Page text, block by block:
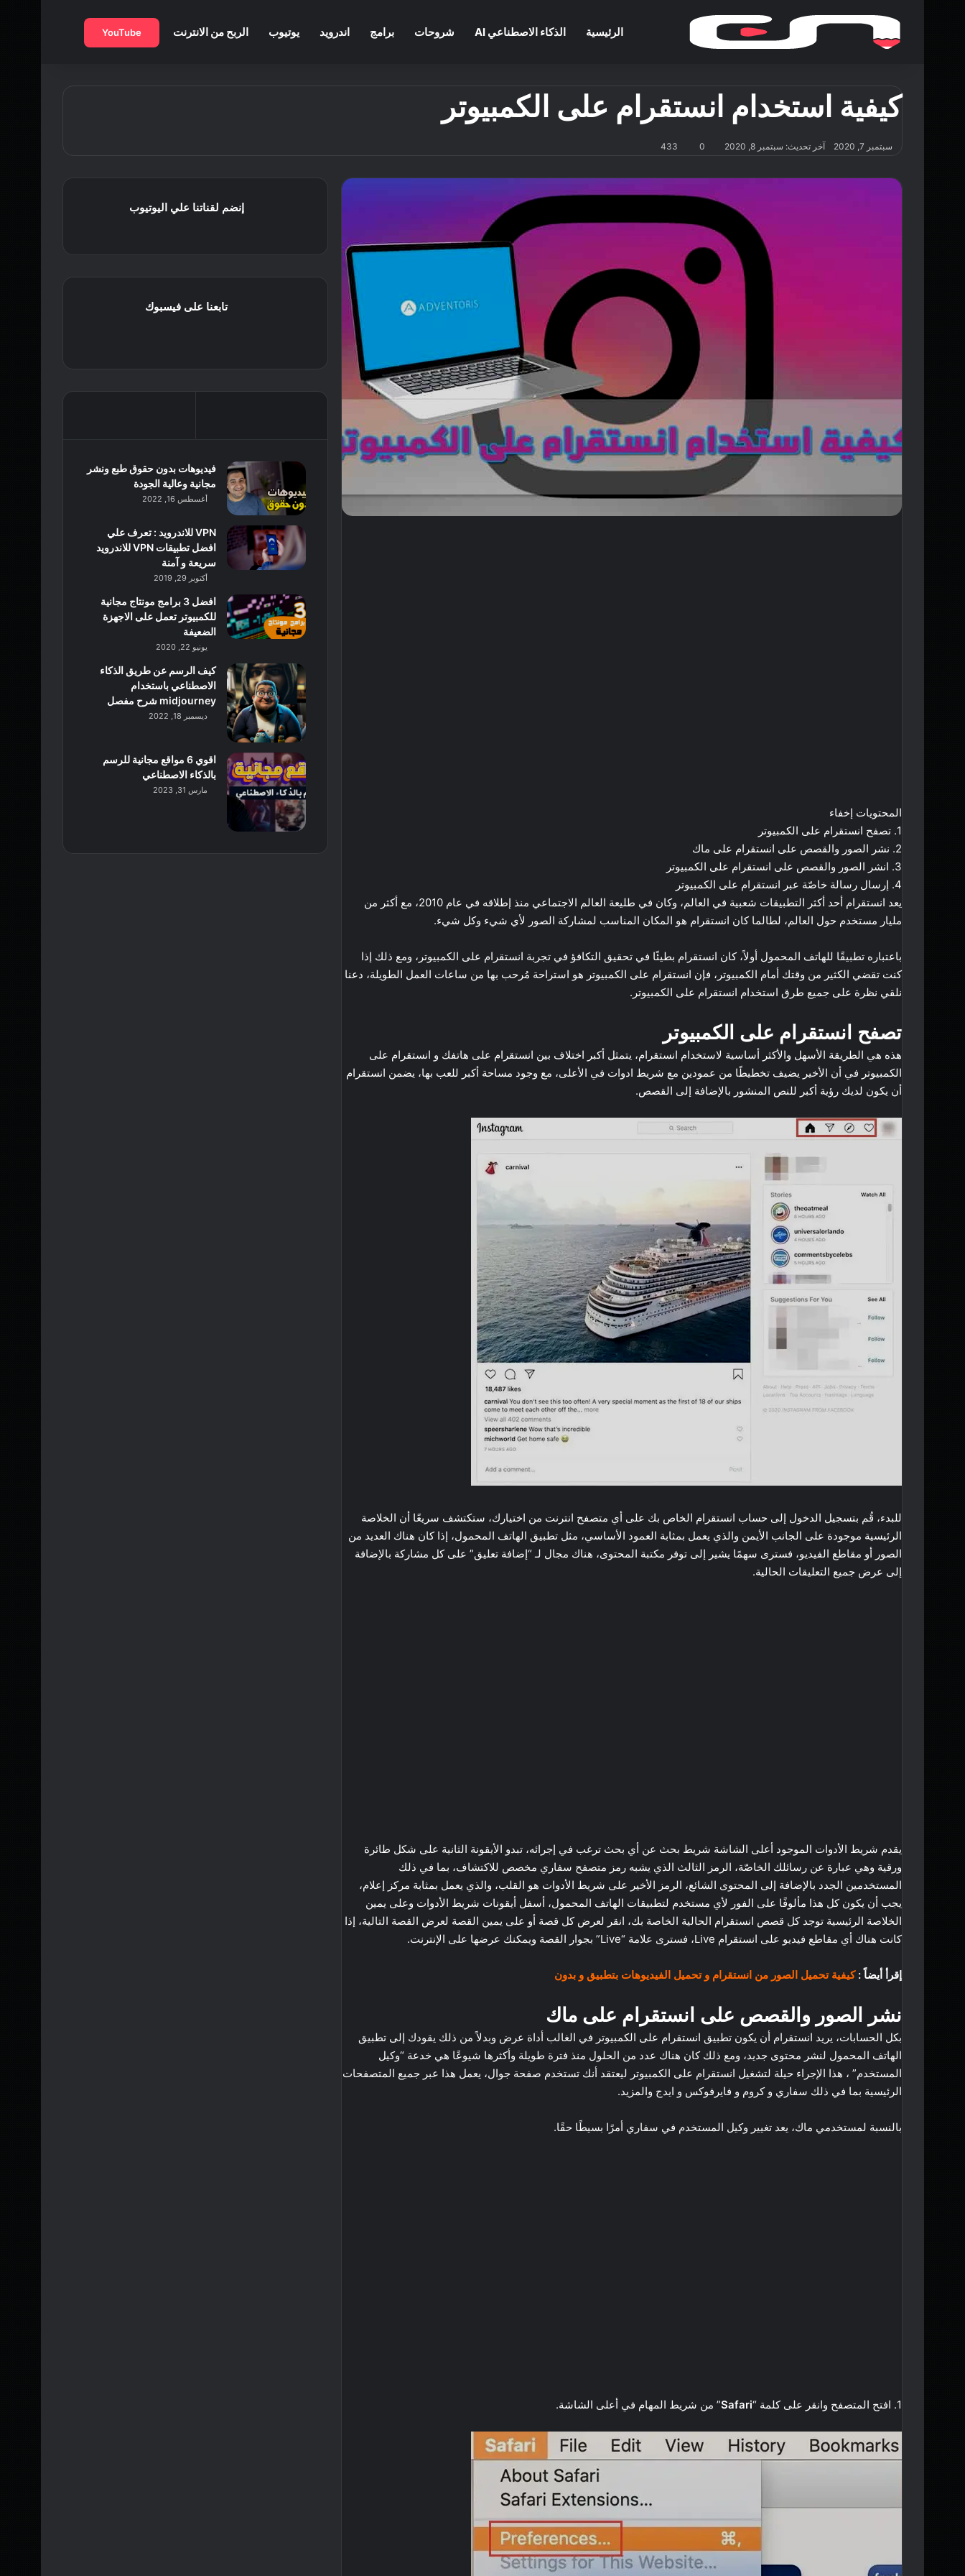
الرئيسية الذكاء الاصطناعي AI شروحات برامج اندرويد يوتيوب الربح من الانترنت YouTube
كيفية استخدام انستقرام على الكمبيوتر
سبتمبر 7, 2020 آخر تحديث: سبتمبر 8, 2020 0
433
المحتويات إخفاء
1. تصفح انستقرام على الكمبيوتر
2. نشر الصور والقصص على انستقرام على ماك
3. انشر الصور والقصص على انستقرام على الكمبيوتر
4. إرسال رسالة خاصّة عبر انستقرام على الكمبيوتر
يعد انستقرام أحد أكثر التطبيقات شعبية في العالم، وكان في طليعة العالم الاجتماعي منذ إطلاقه في عام 2010، مع
أكثر من
مليار مستخدم حول العالم، لطالما كان انستقرام هو المكان المناسب لمشاركة الصور لأي شيء وكل شيء.
باعتباره تطبيقًا للهاتف المحمول أولاً، كان انستقرام بطيئًا في تحقيق التكافؤ في تجربة انستقرام على الكمبيوتر، ومع ذلك إذا
كنت تقضي الكثير من وقتك أمام الكمبيوتر، فإن انستقرام على الكمبيوتر هو استراحة مُرحب بها من ساعات العمل الطويلة، دعنا
نلقي نظرة على جميع طرق استخدام انستقرام على الكمبيوتر.
تصفح انستقرام على الكمبيوتر
هذه هي الطريقة الأسهل والأكثر أساسية لاستخدام انستقرام، يتمثل أكبر اختلاف بين انستقرام على هاتفك و انستقرام على
الكمبيوتر في أن الأخير يضيف تخطيطًا من عمودين مع شريط ادوات في الأعلى، مع وجود مساحة أكبر للعب بها، يضمن انستقرام
أن يكون لديك رؤية أكبر للنص المنشور بالإضافة إلى القصص.
للبدء، قُم بتسجيل الدخول إلى حساب انستقرام الخاص بك على أي متصفح انترنت من اختيارك، ستكتشف سريعًا أن الخلاصة
الرئيسية موجودة على الجانب الأيمن والذي يعمل بمثابة العمود الأساسي، مثل تطبيق الهاتف المحمول، إذا كان هناك العديد من
الصور أو مقاطع الفيديو، فسترى سهمًا يشير إلى توفر مكتبة المحتوى، هناك مجال لـ “إضافة تعليق” على كل مشاركة بالإضافة
إلى عرض جميع التعليقات الحالية.
يقدم شريط الأدوات الموجود أعلى الشاشة شريط بحث عن أي بحث ترغب في إجرائه، تبدو الأيقونة الثانية على شكل طائرة
ورقية وهي عبارة عن رسائلك الخاصّة، الرمز الثالث الذي يشبه رمز متصفح سفاري مخصص للاكتشاف، بما في ذلك
المستخدمين الجدد بالإضافة إلى المحتوى الشائع، الرمز الأخير على شريط الأدوات هو القلب، والذي يعمل بمثابة مركز إعلام،
يجب أن يكون كل هذا مألوفًا على الفور لأي مستخدم لتطبيقات الهاتف المحمول، أسفل أيقونات شريط الأدوات وعلى يمين
الخلاصة الرئيسية توجد كل قصص انستقرام الحالية الخاصة بك، انقر لعرض كل قصة أو على يمين القصة لعرض القصة التالية، إذا
كانت هناك أي مقاطع فيديو على انستقرام Live، فسترى علامة “Live” بجوار القصة ويمكنك عرضها على الإنترنت.
إقرأ أيضاً :كيفية تحميل الصور من انستقرام و تحميل الفيديوهات بتطبيق و بدون
نشر الصور والقصص على انستقرام على ماك
بكل الحسابات، يريد انستقرام أن يكون تطبيق انستقرام على الكمبيوتر في الغالب أداة عرض وبدلاً من ذلك يقودك إلى تطبيق
الهاتف المحمول لنشر محتوى جديد، ومع ذلك كان هناك عدد من الحلول منذ فترة طويلة وأكثرها شيوعًا هي خدعة “وكيل
المستخدم” ، هذا الإجراء حيلة لتشغيل انستقرام على الكمبيوتر ليعتقد أنك تستخدم صفحة جوال، يعمل هذا عبر جميع المتصفحات
الرئيسية بما في ذلك سفاري و كروم و فايرفوكس و ايدج والمزيد.
بالنسبة لمستخدمي ماك، يعد تغيير وكيل المستخدم في سفاري أمرًا بسيطًا حقًا.
1. افتح المتصفح وانقر على كلمة “ Safari” من شريط المهام في أعلى الشاشة.
إنضم لقناتنا علي اليوتيوب
تابعنا على فيسبوك
فيديوهات بدون حقوق طبع ونشر
مجانية وعالية الجودة
أغسطس 16, 2022
VPN للاندرويد : تعرف علي
افضل تطبيقات VPN للاندرويد
سريعة و آمنة
أكتوبر 29, 2019
افضل 3 برامج مونتاج مجانية
للكمبيوتر تعمل على الاجهزة
الضعيفة
يونيو 22, 2020
كيف الرسم عن طريق الذكاء
الاصطناعي باستخدام
midjourney شرح مفصل
ديسمبر 18, 2022
اقوي 6 مواقع مجانية للرسم
بالذكاء الاصطناعي
مارس 31, 2023